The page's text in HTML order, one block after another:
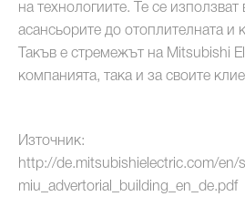
на технологиите. Те се използват
асансьорите до отоплителната и
Такъв е стремежът на Mitsubishi
компанията, така и за своите
Източник:
http://de.mitsubishielectric.com/
miu_advertorial_building_en_de.pdf